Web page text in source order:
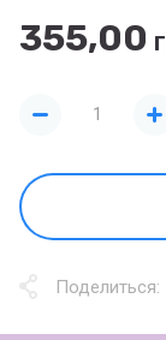
355,00
Поделиться: